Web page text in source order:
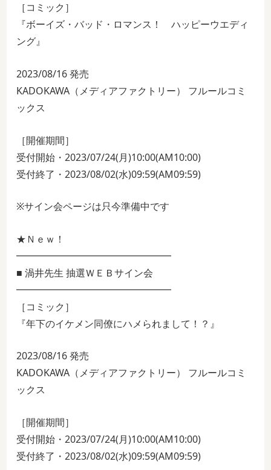
［コミック］
『ボーイズ・バッド・ロマンス！ ハッピーウエディ
ング』
2023/08/16 発売
KADOKAWA（メディアファクトリー） フルールコミ
ックス
［開催期間］
受付開始・2023/07/24(月)10:00(AM10:00)
受付終了・2023/08/02(水)09:59(AM09:59)
※サイン会ページは只今準備中です
★Ｎｅｗ！
━━━━━━━━━━━━━━━━
■ 渦井先生 抽選ＷＥＢサイン会
━━━━━━━━━━━━━━━━
［コミック］
『年下のイケメン同僚にハメられまして！？』
2023/08/16 発売
KADOKAWA（メディアファクトリー） フルールコミ
ックス
［開催期間］
受付開始・2023/07/24(月)10:00(AM10:00)
受付終了・2023/08/02(水)09:59(AM09:59)